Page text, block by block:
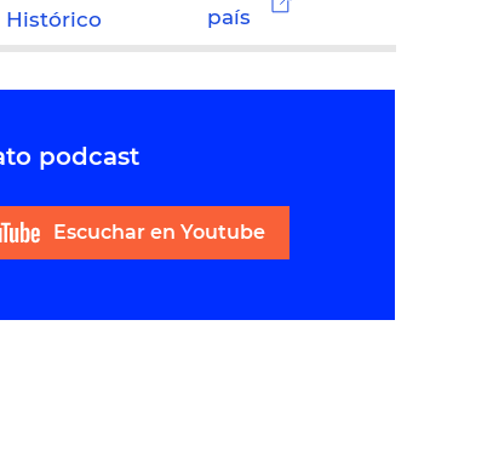
Histórico
país
podcast
Escuchar en Youtube